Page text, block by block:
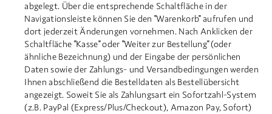
abgelegt. Über die entsprechende Schaltfläche in der
Navigationsleiste können Sie den "Warenkorb" aufrufen und
dort jederzeit Änderungen vornehmen. Nach Anklicken der
Schaltfläche "Kasse" oder "Weiter zur Bestellung" (oder
ähnliche Bezeichnung) und der Eingabe der persönlichen
Daten sowie der Zahlungs- und Versandbedingungen werden
Ihnen abschließend die Bestelldaten als Bestellübersicht
angezeigt. Soweit Sie als Zahlungsart ein Sofortzahl-System
(z.B. PayPal (Express/Plus/Checkout), Amazon Pay, Sofort)